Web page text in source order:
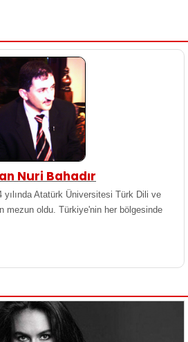
Nuri Bahadır
yılında Atatürk Üniversitesi Türk Dili ve
mezun oldu. Türkiye'nin her bölgesinde